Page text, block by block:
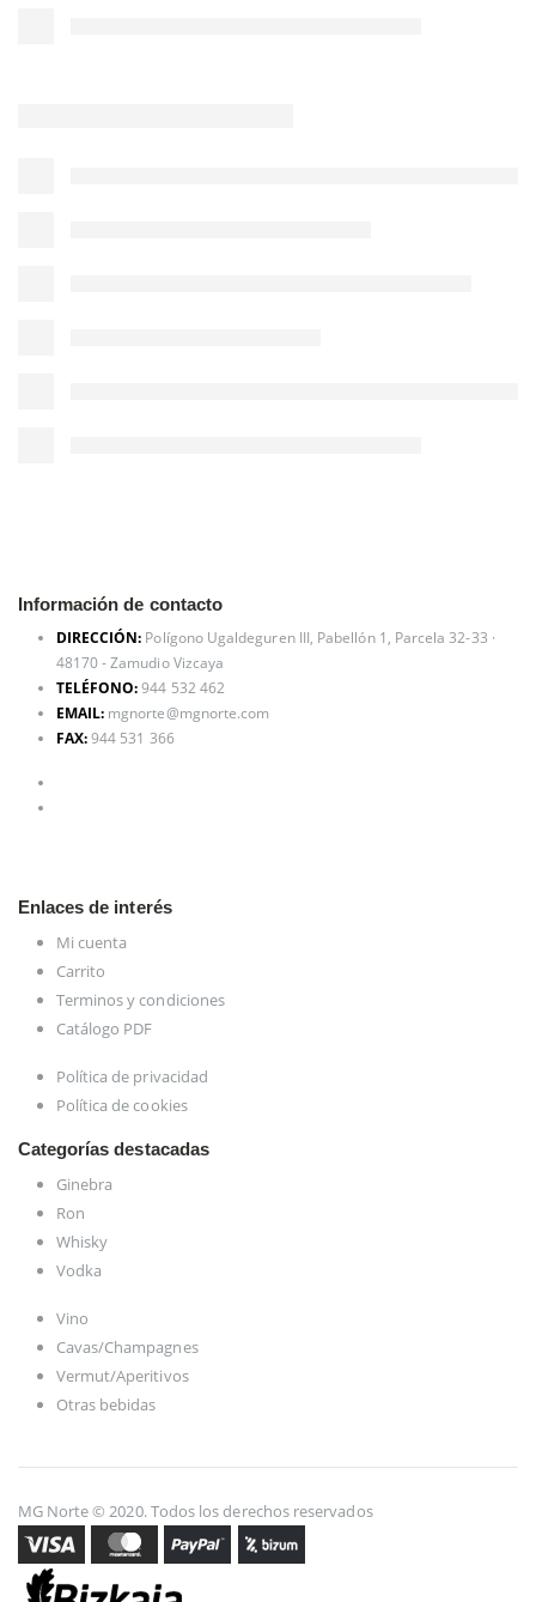
Información de contacto
DIRECCIÓN: Polígono Ugaldeguren III, Pabellón 1, Parcela 32-33 ·
48170 - Zamudio Vizcaya
TELÉFONO:944 532 462
EMAIL: mgnorte@mgnorte.com
FAX:944 531 366
Enlaces de interés
Mi cuenta
Carrito
Terminos y condiciones
Catálogo PDF
Política de privacidad
Política de cookies
Categorías destacadas
Ginebra
Ron
Whisky
Vodka
Vino
Cavas/Champagnes
Vermut/Aperitivos
Otras bebidas
MG Norte © 2020. Todos los derechos reservados